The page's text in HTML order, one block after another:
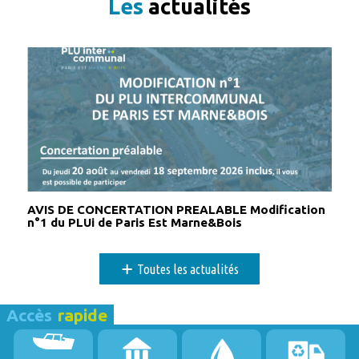
Marne Bois Markets fête la Saint-
16 février 2026 lundi
Toute la
journée
Exposition découverte
17 février 2026 mardi
Toute la
journée
Exposition découverte
18 février 2026 mercredi
19 février 2026
Toute la
journée
20 février 2026 vendredi
Les actualités
AVIS DE CONCERTATION PREALABLE Modification
n°1 du PLUi de Paris Est Marne&Bois
+ Toutes les actualités
Accès rapide